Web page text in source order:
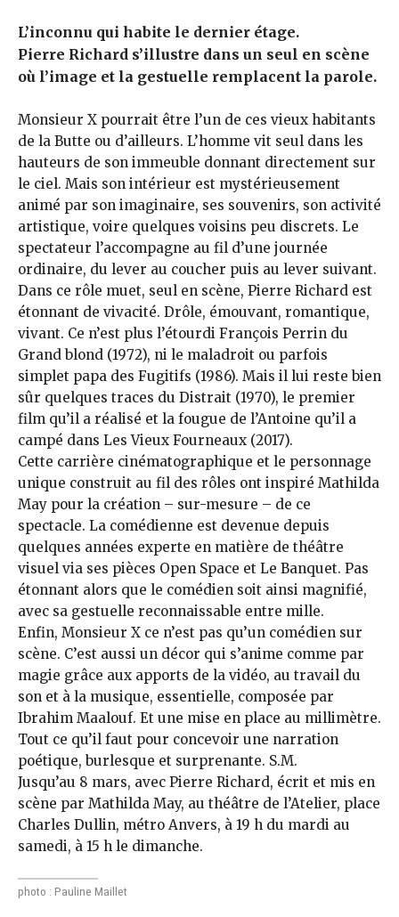
L’inconnu qui habite le dernier étage.
Pierre Richard s’illustre dans un seul en scène
où l’image et la gestuelle remplacent la parole.
Monsieur X pourrait être l’un de ces vieux habitants
de la Butte ou d’ailleurs. L’homme vit seul dans les
hauteurs de son immeuble donnant directement sur
le ciel. Mais son intérieur est mystérieusement
animé par son imaginaire, ses souvenirs, son activité
artistique, voire quelques voisins peu discrets. Le
spectateur l’accompagne au fil d’une journée
ordinaire, du lever au coucher puis au lever suivant.
Dans ce rôle muet, seul en scène, Pierre Richard est
étonnant de vivacité. Drôle, émouvant, romantique,
vivant. Ce n’est plus l’étourdi François Perrin du
Grand blond (1972), ni le maladroit ou parfois
simplet papa des Fugitifs (1986). Mais il lui reste bien
sûr quelques traces du Distrait (1970), le premier
film qu’il a réalisé et la fougue de l’Antoine qu’il a
campé dans Les Vieux Fourneaux (2017).
Cette carrière cinématographique et le personnage
unique construit au fil des rôles ont inspiré Mathilda
May pour la création – sur-mesure – de ce
spectacle. La comédienne est devenue depuis
quelques années experte en matière de théâtre
visuel via ses pièces Open Space et Le Banquet. Pas
étonnant alors que le comédien soit ainsi magnifié,
avec sa gestuelle reconnaissable entre mille.
Enfin, Monsieur X ce n’est pas qu’un comédien sur
scène. C’est aussi un décor qui s’anime comme par
magie grâce aux apports de la vidéo, au travail du
son et à la musique, essentielle, composée par
Ibrahim Maalouf. Et une mise en place au millimètre.
Tout ce qu’il faut pour concevoir une narration
poétique, burlesque et surprenante. S.M.
Jusqu’au 8 mars, avec Pierre Richard, écrit et mis en
scène par Mathilda May, au théâtre de l’Atelier, place
Charles Dullin, métro Anvers, à 19 h du mardi au
samedi, à 15 h le dimanche.
photo : Pauline Maillet